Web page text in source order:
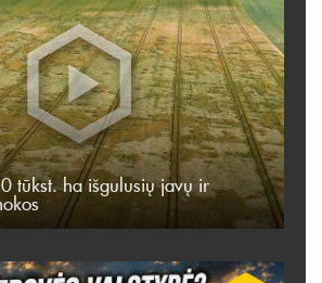
tūkst. ha išgulusių javų ir